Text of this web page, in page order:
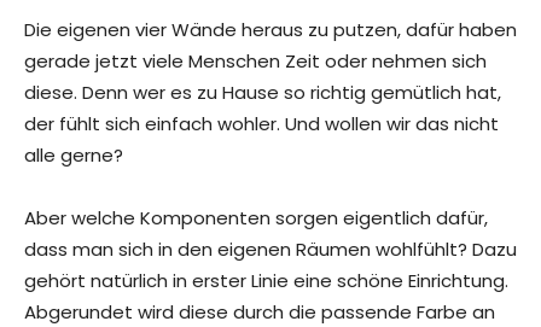
Die eigenen vier Wände heraus zu putzen, dafür haben
gerade jetzt viele Menschen Zeit oder nehmen sich
diese. Denn wer es zu Hause so richtig gemütlich hat,
der fühlt sich einfach wohler. Und wollen wir das nicht
alle gerne?
Aber welche Komponenten sorgen eigentlich dafür,
dass man sich in den eigenen Räumen wohlfühlt? Dazu
gehört natürlich in erster Linie eine schöne Einrichtung.
Abgerundet wird diese durch die passende Farbe an